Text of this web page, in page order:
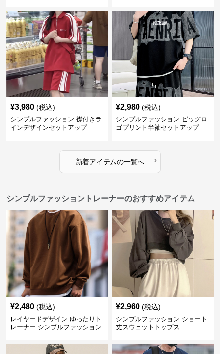
¥3,980 (税込)
シンプルファッション 襟付きラ
インデザインセットアップ
¥2,980 (税込)
シンプルファッション ビッグロ
ゴプリント半袖セットアップ
新着アイテムの一覧へ ›
シンプルファッショントレーナーのおすすめアイテム
¥2,480 (税込)
レイヤードデザイン ゆったりト
レーナー シンプルファッション
¥2,960 (税込)
シンプルファッション ショート
丈スウェットトップス